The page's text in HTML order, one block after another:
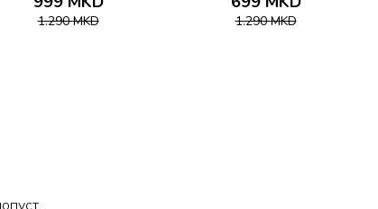
1.290MKD 1.290MKD